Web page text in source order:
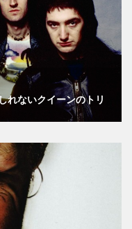
れないクイーンのトリ